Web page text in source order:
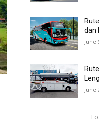
dan
June
June